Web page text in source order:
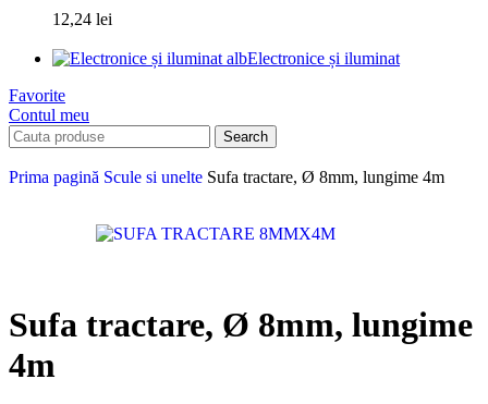
12,24 lei
Electronice și iluminat
Favorite
Contul meu
Search
Prima pagină Scule si unelte Sufa tractare, Ø 8mm, lungime 4m
Sufa tractare, Ø 8mm, lungime
4m